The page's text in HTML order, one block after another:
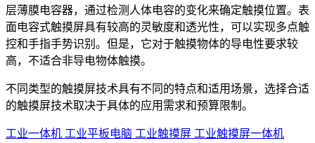
层薄膜电容器，通过检测人体电容的变化来确定触摸位置。表
面电容式触摸屏具有较高的灵敏度和透光性，可以实现多点触
控和手指手势识别。但是，它对于触摸物体的导电性要求较
高，不适合非导电物体触摸。
不同类型的触摸屏技术具有不同的特点和适用场景，选择合适
的触摸屏技术取决于具体的应用需求和预算限制。
工业一体机 工业平板电脑 工业触摸屏 工业触摸屏一体机